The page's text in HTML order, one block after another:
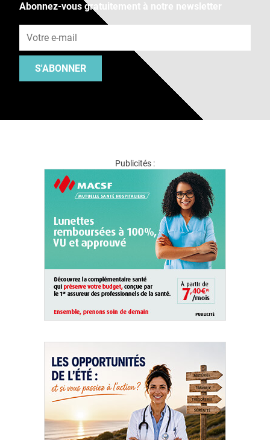
Abonnez-vous gratuitement à notre newsletter
S'ABONNER
Publicités :